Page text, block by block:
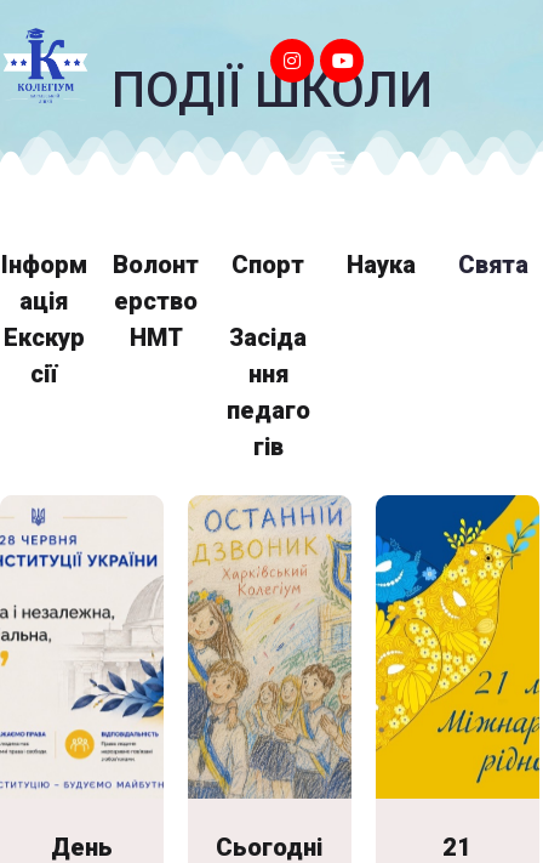
ПОДІЇ ШКОЛИ
Інформ
ація
Волонт
ерство
Спорт Наука Свята
Екскур
сії
НМТ
Засіда
ння
педаго
гів
День
Сьогодні
21